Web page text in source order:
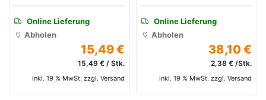
Online Lieferung
Abholen
15,49 €
15,49 € / Stk.
inkl. 19 % MwSt. zzgl. Versand
Online Lieferung
Abholen
38,10 €
2,38 € /Stk.
inkl. 19 % MwSt. zzgl. Versand